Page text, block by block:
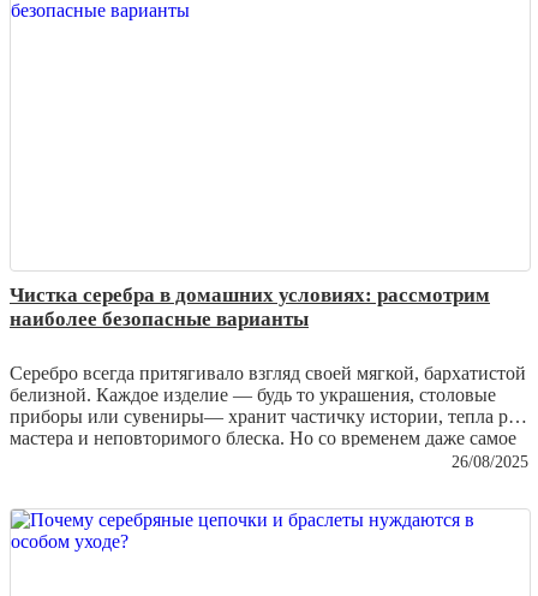
Чистка серебра в домашних условиях: рассмотрим
наиболее безопасные варианты
Серебро всегда притягивало взгляд своей мягкой, бархатистой
белизной. Каждое изделие — будь то украшения, столовые
приборы или сувениры— хранит частичку истории, тепла рук
мастера и неповторимого блеска. Но со временем даже самое
качественное серебро тускнеет, покрывается налетом и теряет
чистка, которую можно проводить дома. Важно лишь
выбирать безопасные методы, чтобы не повредить хрупкую
поверхность и сохранить ценность изделия.
26/08/2025